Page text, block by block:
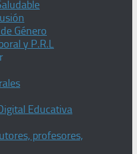
Género
y P.R.L
Educativa
profesores,